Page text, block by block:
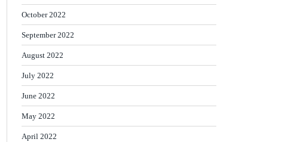
October 2022
September 2022
August 2022
July 2022
June 2022
May 2022
April 2022